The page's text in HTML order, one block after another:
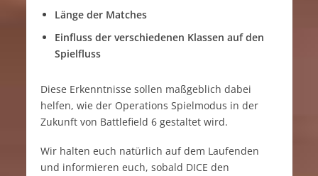
Länge der Matches
Einfluss der verschiedenen Klassen auf den
Spielfluss
Diese Erkenntnisse sollen maßgeblich dabei
helfen, wie der Operations Spielmodus in der
Zukunft von Battlefield 6 gestaltet wird.
Wir halten euch natürlich auf dem Laufenden
und informieren euch, sobald DICE den